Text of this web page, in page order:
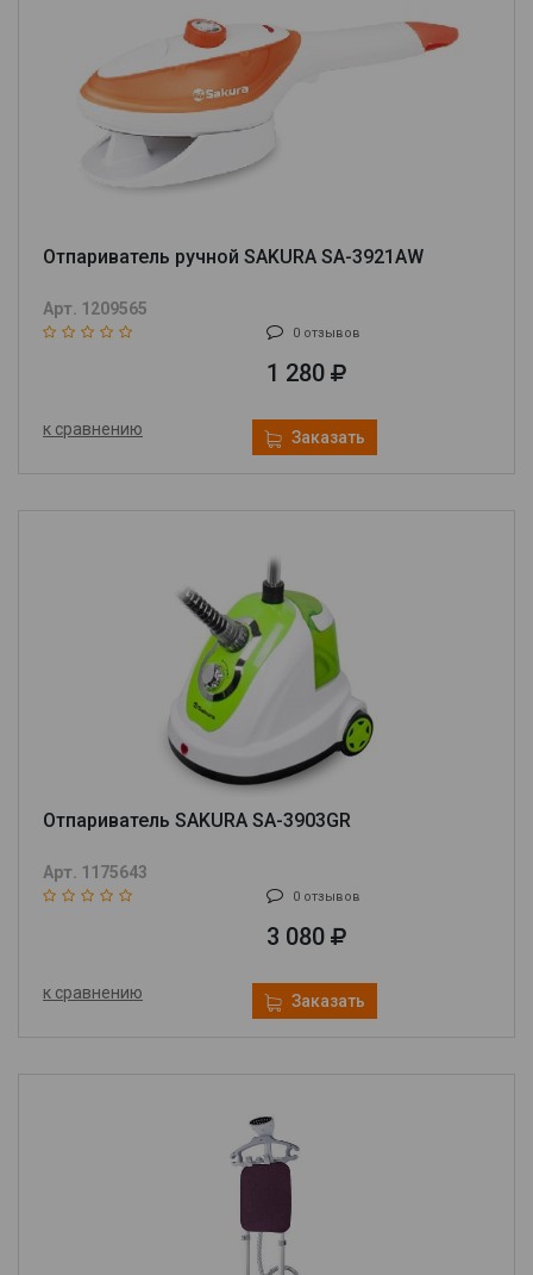
Отпариватель ручной SAKURA SA-3921AW
Арт. 1209565
0 отзывов
1 280
к сравнению Заказать
Отпариватель SAKURA SA-3903GR
Арт. 1175643
0 отзывов
3 080
к сравнению Заказать